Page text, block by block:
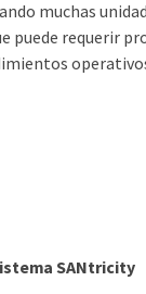
muchas
puede requerir
SANtricity